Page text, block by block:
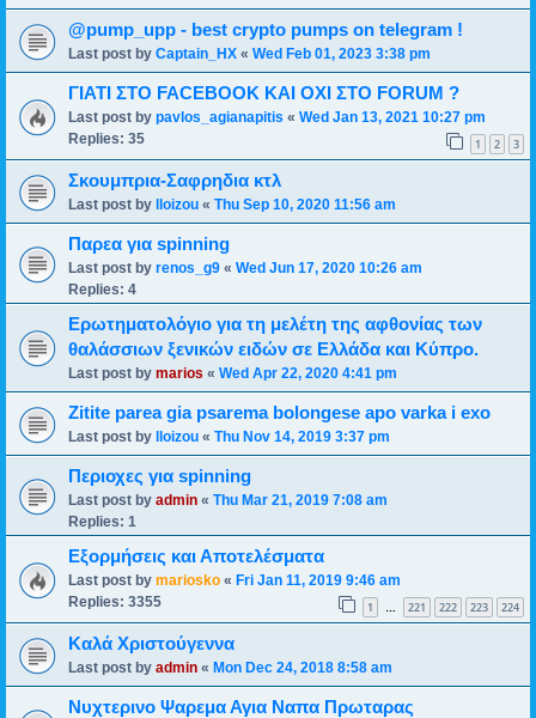
@pump_upp - best crypto pumps on telegram !
Last post by Captain_HX « Wed Feb 01, 2023 3:38 pm
ΓΙΑΤΙ ΣΤΟ FACEBOOK ΚΑΙ ΟΧΙ ΣΤΟ FORUM ?
Last post by pavlos_agianapitis « Wed Jan 13, 2021 10:27 pm
Replies: 35 1 2 3
Σκουμπρια-Σαφρηδια κτλ
Last post by lloizou « Thu Sep 10, 2020 11:56 am
Παρεα για spinning
Last post by renos_g9 « Wed Jun 17, 2020 10:26 am
Replies: 4
Ερωτηματολόγιο για τη μελέτη της αφθονίας των
θαλάσσιων ξενικών ειδών σε Ελλάδα και Κύπρο.
Last post by marios « Wed Apr 22, 2020 4:41 pm
Zitite parea gia psarema bolongese apo varka i exo
Last post by lloizou « Thu Nov 14, 2019 3:37 pm
Περιοχες για spinning
Last post by admin « Thu Mar 21, 2019 7:08 am
Replies: 1
Εξορμήσεις και Αποτελέσματα
Last post by mariosko « Fri Jan 11, 2019 9:46 am
Replies: 3355 1 221 222 223 224
Καλά Χριστούγεννα
Last post by admin « Mon Dec 24, 2018 8:58 am
Νυχτερινο Ψαρεμα Αγια Ναπα Πρωταρας